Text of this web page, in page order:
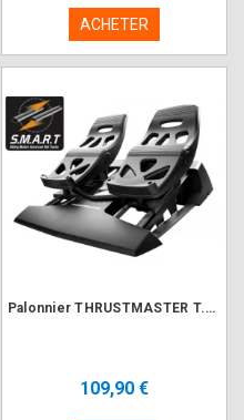
ACHETER
Palonnier THRUSTMASTER T.Flight Rudder Pedals
109,90 €